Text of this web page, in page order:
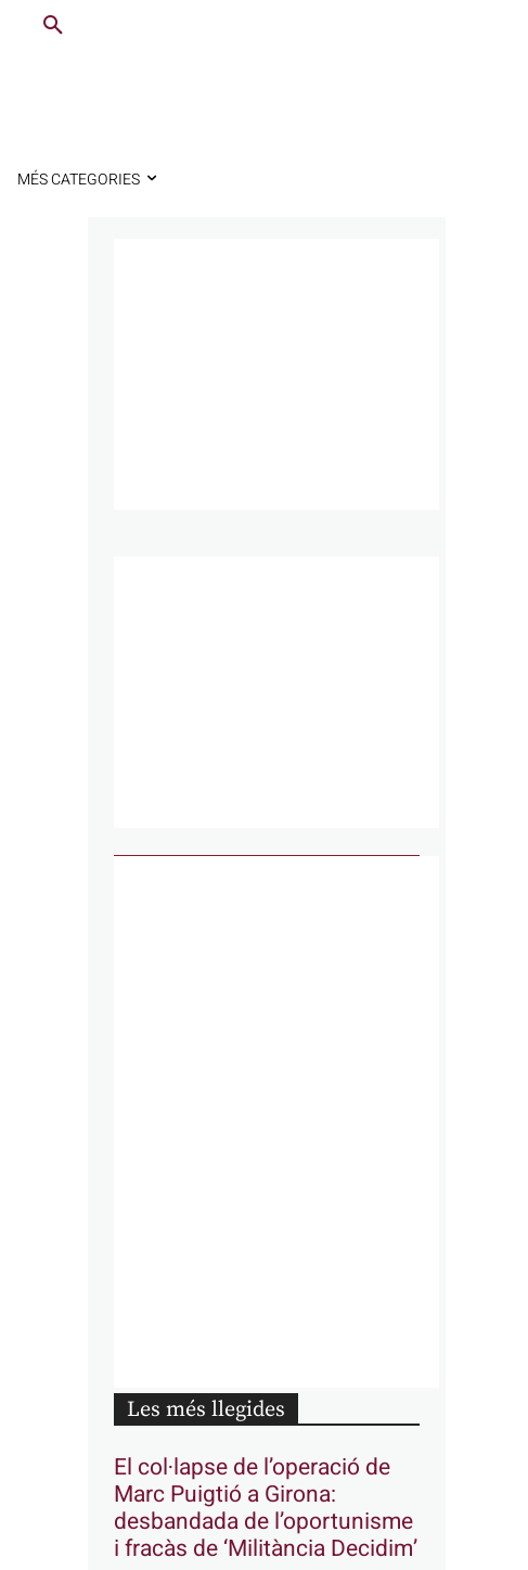
MÉS CATEGORIES
Les més llegides
El col·lapse de l’operació de
Marc Puigtió a Girona:
desbandada de l’oportunisme
i fracàs de ‘Militància Decidim’